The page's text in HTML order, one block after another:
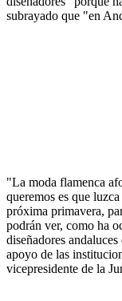
subrayado que "en
"La moda flamenca
queremos es que
próxima primavera,
podrán ver, como ha
diseñadores
apoyo de las
vicepresidente de la